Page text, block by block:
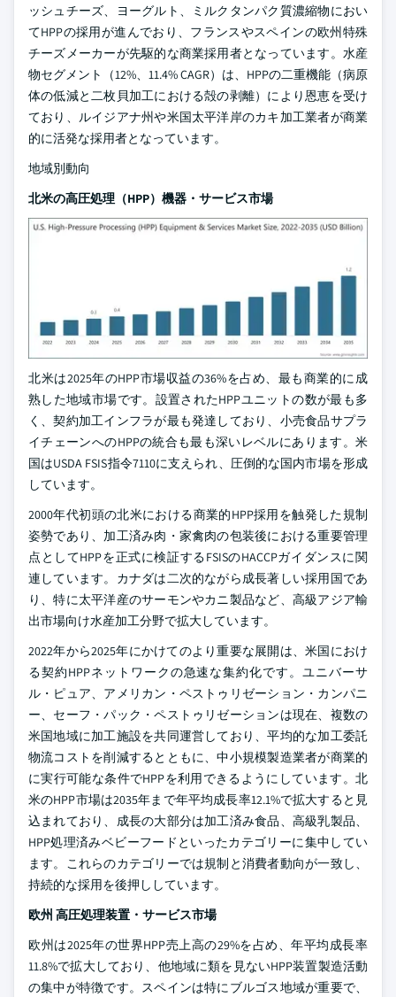
ッシュチーズ、ヨーグルト、ミルクタンパク質濃縮物におい
てHPPの採用が進んでおり、フランスやスペインの欧州特殊
チーズメーカーが先駆的な商業採用者となっています。水産
物セグメント（12%、11.4% CAGR）は、HPPの二重機能（病原
体の低減と二枚貝加工における殻の剥離）により恩恵を受け
ており、ルイジアナ州や米国太平洋岸のカキ加工業者が商業
的に活発な採用者となっています。
地域別動向
北米の高圧処理（HPP）機器・サービス市場
北米は2025年のHPP市場収益の36%を占め、最も商業的に成
熟した地域市場です。設置されたHPPユニットの数が最も多
く、契約加工インフラが最も発達しており、小売食品サプラ
イチェーンへのHPPの統合も最も深いレベルにあります。米
国はUSDA FSIS指令7110に支えられ、圧倒的な国内市場を形成
しています。
2000年代初頭の北米における商業的HPP採用を触発した規制
姿勢であり、加工済み肉・家禽肉の包装後における重要管理
点としてHPPを正式に検証するFSISのHACCPガイダンスに関
連しています。カナダは二次的ながら成長著しい採用国であ
り、特に太平洋産のサーモンやカニ製品など、高級アジア輸
出市場向け水産加工分野で拡大しています。
2022年から2025年にかけてのより重要な展開は、米国におけ
る契約HPPネットワークの急速な集約化です。ユニバーサ
ル・ピュア、アメリカン・ペストゥリゼーション・カンパニ
ー、セーフ・パック・ペストゥリゼーションは現在、複数の
米国地域に加工施設を共同運営しており、平均的な加工委託
物流コストを削減するとともに、中小規模製造業者が商業的
に実行可能な条件でHPPを利用できるようにしています。北
米のHPP市場は2035年まで年平均成長率12.1%で拡大すると見
込まれており、成長の大部分は加工済み食品、高級乳製品、
HPP処理済みベビーフードといったカテゴリーに集中してい
ます。これらのカテゴリーでは規制と消費者動向が一致し、
持続的な採用を後押ししています。
欧州 高圧処理装置・サービス市場
欧州は2025年の世界HPP売上高の29%を占め、年平均成長率
11.8%で拡大しており、他地域に類を見ないHPP装置製造活動
の集中が特徴です。スペインは特にブルゴス地域が重要で、